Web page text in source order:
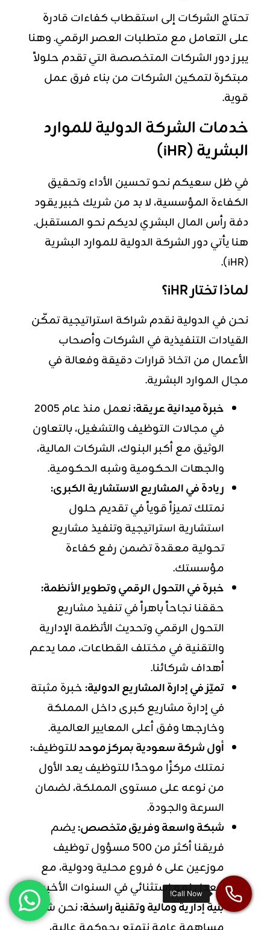
تحتاج الشركات إلى استقطاب كفاءات قادرة
على التعامل مع متطلبات العصر الرقمي. وهنا
يبرز دور الشركات المتخصصة التي تقدم حلولاً
مبتكرة لتمكين الشركات من بناء فرق عمل
قوية.
خدمات الشركة الدولية للموارد
البشرية (iHR)
في ظل سعيكم نحو تحسين الأداء وتحقيق
الكفاءة المؤسسية، لا بد من شريك خبير يقود
دفة رأس المال البشري لديكم نحو المستقبل.
هنا يأتي دور الشركة الدولية للموارد البشرية
(iHR).
لماذا تختار iHR؟
نحن في الدولية نقدم شراكة استراتيجية تمكّن
القيادات التنفيذية في الشركات وأصحاب
الأعمال من اتخاذ قرارات دقيقة وفعالة في
مجال الموارد البشرية.
خبرة ميدانية عريقة:
نعمل منذ عام 2005
في مجالات التوظيف والتشغيل، بالتعاون
الوثيق مع أكبر البنوك، الشركات المالية،
والجهات الحكومية وشبه الحكومية.
ريادة في المشاريع الاستشارية الكبرى:
نمتلك تميزاً قوياً في تقديم حلول
استشارية استراتيجية وتنفيذ مشاريع
تحولية معقدة تضمن رفع كفاءة
مؤسستك.
خبرة في التحول الرقمي وتطوير الأنظمة:
حققنا نجاحاً باهراً في تنفيذ مشاريع
التحول الرقمي وتحديث الأنظمة الإدارية
والتقنية في مختلف القطاعات، مما يدعم
أهداف شركائنا.
تميّز في إدارة المشاريع الدولية:خبرة مثبتة
في إدارة مشاريع كبرى داخل المملكة
وخارجها وفق أعلى المعايير العالمية.
أول شركة سعودية بمركز موحدللتوظيف:
نمتلك مركزًا موحدًا للتوظيف يعد الأول
من نوعه على مستوى المملكة، لضمان
السرعة والجودة.
شبكة واسعة وفريق متخصص:يضم
فريقنا أكثر من 500 مسؤول توظيف
موزعين على 6 فروع محلية ودولية، مع
معدل نمو استثنائي في السنوات الأخيرة.
بنية إدارية ومالية وتقنية راسخة:نحن شركة